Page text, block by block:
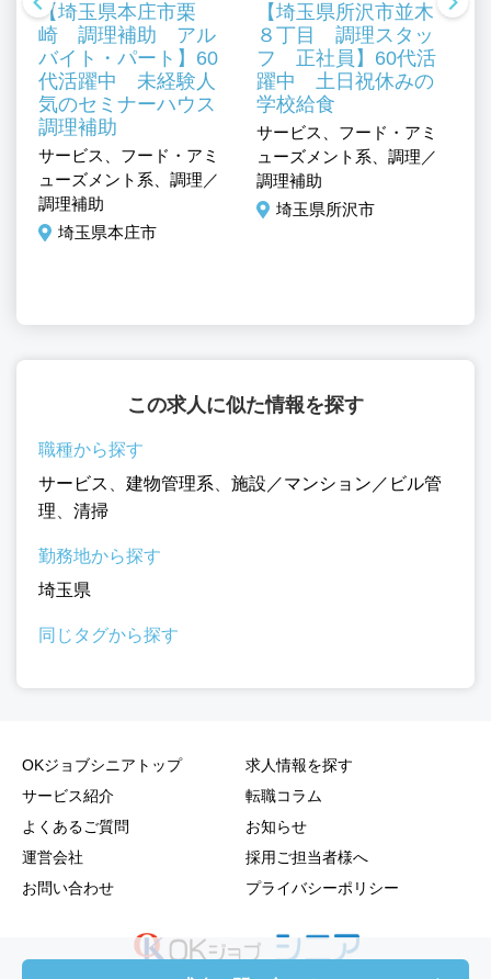
【埼玉県本庄市栗
崎 調理補助 アル
バイト・パート】60
代活躍中 未経験人
気のセミナーハウス
調理補助
サービス、フード・アミ
ューズメント系、調理／
調理補助
埼玉県本庄市
【埼玉県所沢市並木
８丁目 調理スタッ
フ 正社員】60代活
躍中 土日祝休みの
学校給食
サービス、フード・アミ
ューズメント系、調理／
調理補助
埼玉県所沢市
この求人に似た情報を探す
職種から探す
サービス 、 建物管理系、 施設／マンション／ビル管
理、 清掃
勤務地から探す
埼玉県
同じタグから探す
OKジョブシニアトップ
サービス紹介
よくあるご質問
運営会社
お問い合わせ
求人情報を探す
転職コラム
お知らせ
採用ご担当者様へ
プライバシーポリシー